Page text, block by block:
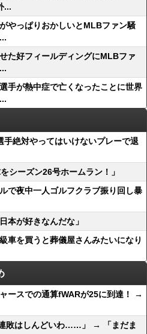
...
やっぱりおかしいとMLBファン騒
た好フィールディングにMLBファ
手が熱中症で亡くなったことに世界
絶対やってはいけないプレーで退
シーズン26号ホームラン！」
で夜中一人ゴルフクラブ振り回し暴
本が好きなんだな」
車を買うと葬儀屋さんみたいになり
ースでの通算fWARが25に到達！ →
敗はしんどいわ……」 → 「まだま